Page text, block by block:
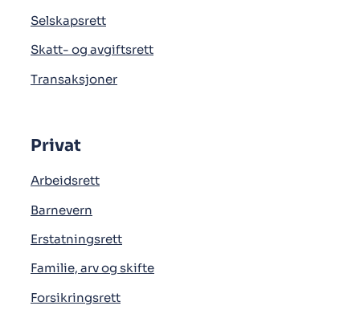
Selskapsrett
Skatt- og avgiftsrett
Transaksjoner
Privat
Arbeidsrett
Barnevern
Erstatningsrett
Familie, arv og skifte
Forsikringsrett